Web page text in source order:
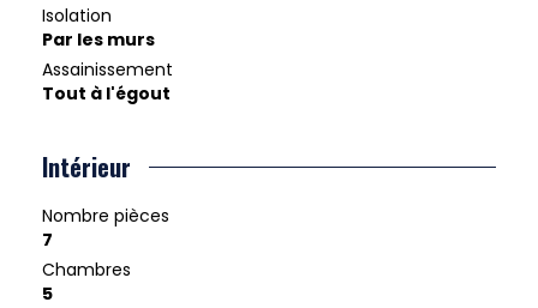
Isolation
Par les murs
Assainissement
Tout à l'égout
Intérieur
Nombre pièces
7
Chambres
5